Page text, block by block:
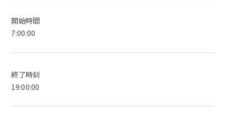
開始時間
7:00:00
終了時刻
19:00:00